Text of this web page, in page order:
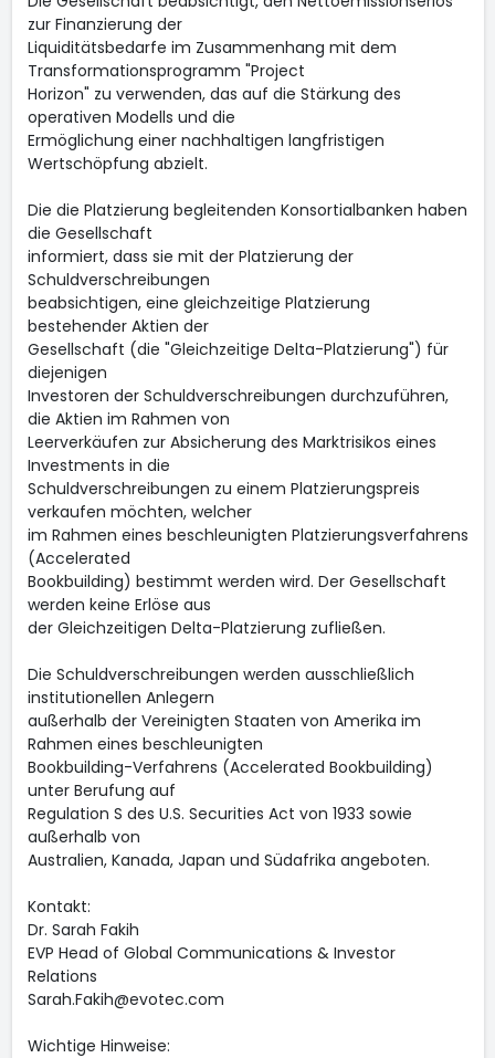
zur Finanzierung der
Liquiditätsbedarfe im Zusammenhang mit dem
Transformationsprogramm "Project
Horizon" zu verwenden, das auf die Stärkung des
operativen Modells und die
Ermöglichung einer nachhaltigen langfristigen
Wertschöpfung abzielt.
Die die Platzierung begleitenden Konsortialbanken haben
die Gesellschaft
informiert, dass sie mit der Platzierung der
Schuldverschreibungen
beabsichtigen, eine gleichzeitige Platzierung
bestehender Aktien der
Gesellschaft (die "Gleichzeitige Delta-Platzierung") für
diejenigen
Investoren der Schuldverschreibungen durchzuführen,
die Aktien im Rahmen von
Leerverkäufen zur Absicherung des Marktrisikos eines
Investments in die
Schuldverschreibungen zu einem Platzierungspreis
verkaufen möchten, welcher
im Rahmen eines beschleunigten Platzierungsverfahrens
(Accelerated
Bookbuilding) bestimmt werden wird. Der Gesellschaft
werden keine Erlöse aus
der Gleichzeitigen Delta-Platzierung zufließen.
Die Schuldverschreibungen werden ausschließlich
institutionellen Anlegern
außerhalb der Vereinigten Staaten von Amerika im
Rahmen eines beschleunigten
Bookbuilding-Verfahrens (Accelerated Bookbuilding)
unter Berufung auf
Regulation S des U.S. Securities Act von 1933 sowie
außerhalb von
Australien, Kanada, Japan und Südafrika angeboten.
Kontakt:
Dr. Sarah Fakih
EVP Head of Global Communications & Investor
Relations
Sarah.Fakih@evotec.com
Wichtige Hinweise: